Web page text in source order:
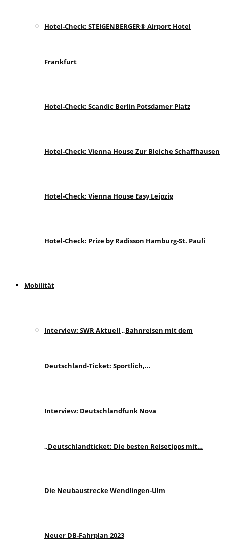
Hotel-Check: STEIGENBERGER® Airport Hotel
Frankfurt
Hotel-Check: Scandic Berlin Potsdamer Platz
Hotel-Check: Vienna House Zur Bleiche Schaffhausen
Hotel-Check: Vienna House Easy Leipzig
Hotel-Check: Prize by Radisson Hamburg-St. Pauli
Mobilität
Interview: SWR Aktuell „Bahnreisen mit dem
Deutschland-Ticket: Sportlich,…
Interview: Deutschlandfunk Nova
„Deutschlandticket: Die besten Reisetipps mit…
Die Neubaustrecke Wendlingen-Ulm
Neuer DB-Fahrplan 2023